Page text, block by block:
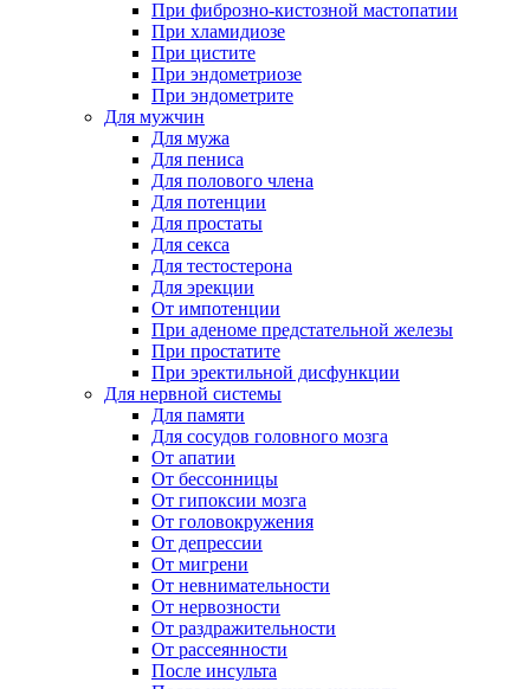
При фиброзно-кистозной мастопатии
При хламидиозе
При цистите
При эндометриозе
При эндометрите
Для мужчин
Для мужа
Для пениса
Для полового члена
Для потенции
Для простаты
Для секса
Для тестостерона
Для эрекции
От импотенции
При аденоме предстательной железы
При простатите
При эректильной дисфункции
Для нервной системы
Для памяти
Для сосудов головного мозга
От апатии
От бессонницы
От гипоксии мозга
От головокружения
От депрессии
От мигрени
От невнимательности
От нервозности
От раздражительности
От рассеянности
После инсульта